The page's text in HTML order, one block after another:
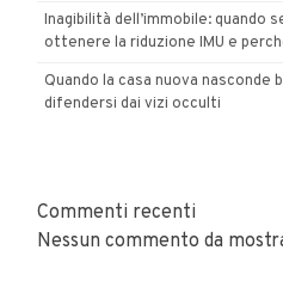
Inagibilità dell’immobile: quando
ottenere la riduzione IMU e
Quando la casa nuova
difendersi dai vizi occulti
Commenti recenti
Nessun commento da